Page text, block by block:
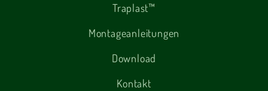
Traplast™
Montageanleitungen
Download
Kontakt